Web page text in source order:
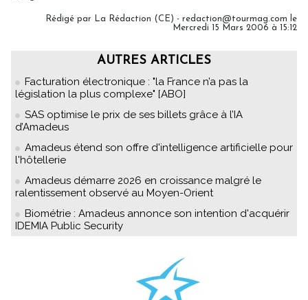
Rédigé par La Rédaction (CE) - redaction@tourmag.com le
Mercredi 15 Mars 2006 à 15:12
AUTRES ARTICLES
Facturation électronique : "la France n’a pas la
législation la plus complexe" [ABO]
SAS optimise le prix de ses billets grâce à l’IA
d’Amadeus
Amadeus étend son offre d'intelligence artificielle pour
l'hôtellerie
Amadeus démarre 2026 en croissance malgré le
ralentissement observé au Moyen-Orient
Biométrie : Amadeus annonce son intention d'acquérir
IDEMIA Public Security